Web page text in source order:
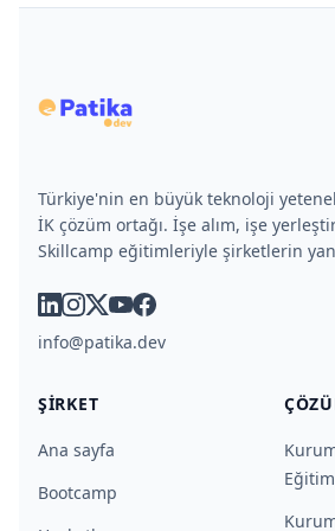
Türkiye'nin en büyük teknoloji
İK çözüm ortağı. İşe alım, işe
Skillcamp eğitimleriyle şirketlerin
linkedin
instagram
x youtube
facebook
info@patika.dev
ŞIRKET
Ana sayfa
Bootcamp